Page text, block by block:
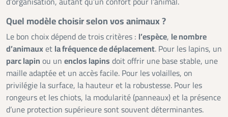
Quel modèle choisir selon vos animaux ?
Le bon choix dépend de trois critères : l’espèce, le nombre
d’animauxet la fréquence de déplacement. Pour les lapins, un
parc lapin ou un enclos lapins doit offrir une base stable, une
maille adaptée et un accès facile. Pour les volailles, on
privilégie la surface, la hauteur et la robustesse. Pour les
rongeurs et les chiots, la modularité (panneaux) et la présence
d’une protection supérieure sont souvent déterminantes.